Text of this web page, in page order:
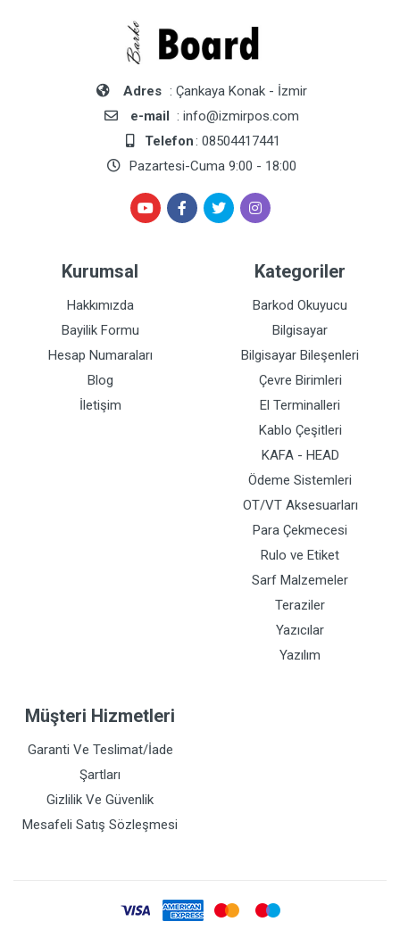
Adres : Çankaya Konak - İzmir
e-mail : info@izmirpos.com
Telefon: 08504417441
Pazartesi-Cuma 9:00 - 18:00
Kurumsal
Hakkımızda
Bayilik Formu
Hesap Numaraları
Blog
İletişim
Kategoriler
Barkod Okuyucu
Bilgisayar
Bilgisayar Bileşenleri
Çevre Birimleri
El Terminalleri
Kablo Çeşitleri
KAFA - HEAD
Ödeme Sistemleri
OT/VT Aksesuarları
Para Çekmecesi
Rulo ve Etiket
Sarf Malzemeler
Teraziler
Yazıcılar
Yazılım
Müşteri Hizmetleri
Garanti Ve Teslimat/İade
Şartları
Gizlilik Ve Güvenlik
Mesafeli Satış Sözleşmesi